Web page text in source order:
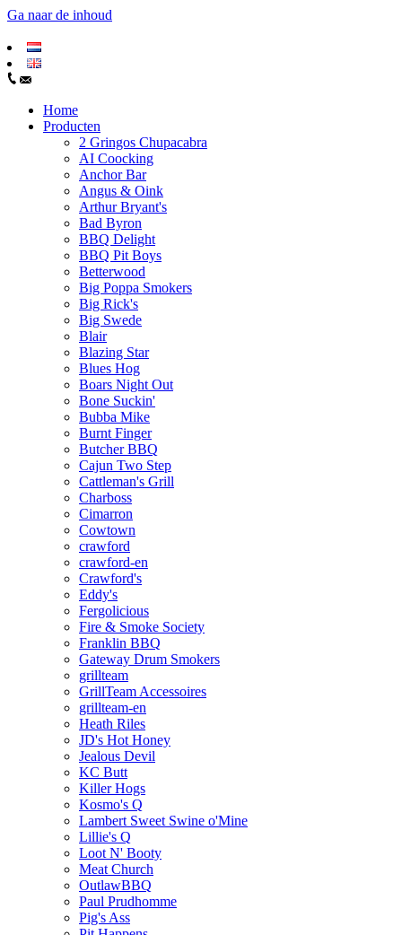
Ga naar de inhoud
Home
Producten
2 Gringos Chupacabra
AI Coocking
Anchor Bar
Angus & Oink
Arthur Bryant's
Bad Byron
BBQ Delight
BBQ Pit Boys
Betterwood
Big Poppa Smokers
Big Rick's
Big Swede
Blair
Blazing Star
Blues Hog
Boars Night Out
Bone Suckin'
Bubba Mike
Burnt Finger
Butcher BBQ
Cajun Two Step
Cattleman's Grill
Charboss
Cimarron
Cowtown
crawford
crawford-en
Crawford's
Eddy's
Fergolicious
Fire & Smoke Society
Franklin BBQ
Gateway Drum Smokers
grillteam
GrillTeam Accessoires
grillteam-en
Heath Riles
JD's Hot Honey
Jealous Devil
KC Butt
Killer Hogs
Kosmo's Q
Lambert Sweet Swine o'Mine
Lillie's Q
Loot N' Booty
Meat Church
OutlawBBQ
Paul Prudhomme
Pig's Ass